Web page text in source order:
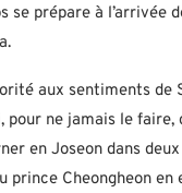
prépare à l’arrivée
aux sentiments de
ne jamais le faire,
en Joseon dans
Cheongheon en